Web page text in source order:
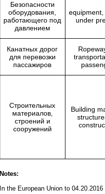
Безопасности
оборудования,
работающего под
давлением
under
Канатных дорог
для перевозки
пассажиров
Строительных
материалов,
строений и
сооружений
Building
Notes:
In the European Union to